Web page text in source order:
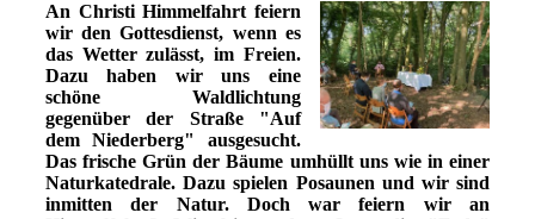
An Christi Himmelfahrt feiern
wir den Gottesdienst, wenn es
das Wetter zulässt, im Freien.
Dazu haben wir uns eine
schöne Waldlichtung
gegenüber der Straße "Auf
dem Niederberg" ausgesucht.
Das frische Grün der Bäume umhüllt uns wie in einer
Naturkatedrale. Dazu spielen Posaunen und wir sind
inmitten der Natur. Doch war feiern wir an